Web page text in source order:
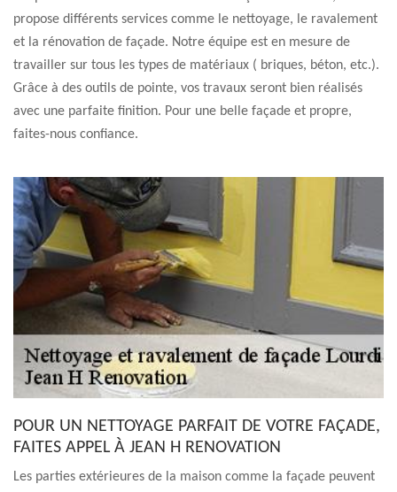
propose différents services comme le nettoyage, le ravalement
et la rénovation de façade. Notre équipe est en mesure de
travailler sur tous les types de matériaux ( briques, béton, etc.).
Grâce à des outils de pointe, vos travaux seront bien réalisés
avec une parfaite finition. Pour une belle façade et propre,
faites-nous confiance.
POUR UN NETTOYAGE PARFAIT DE VOTRE FAÇADE,
FAITES APPEL À JEAN H RENOVATION
Les parties extérieures de la maison comme la façade peuvent